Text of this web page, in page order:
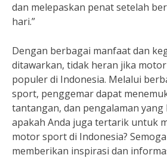
dan melepaskan penat setelah
hari.”
Dengan berbagai manfaat dan
ditawarkan, tidak heran jika
populer di Indonesia. Melalui
sport, penggemar dapat
tantangan, dan pengalaman yang
apakah Anda juga tertarik untuk
motor sport di Indonesia?
memberikan inspirasi dan